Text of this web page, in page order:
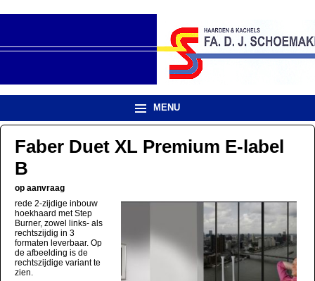
MENU
Faber Duet XL Premium E-label
B
op aanvraag
rede 2-zijdige inbouw
hoekhaard met Step
Burner, zowel links- als
rechtszijdig in 3
formaten leverbaar. Op
de afbeelding is de
rechtszijdige variant te
zien.